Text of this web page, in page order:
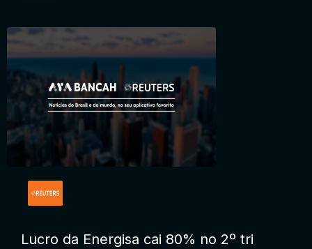
Lucro da Energisa cai 80% no 2º tri